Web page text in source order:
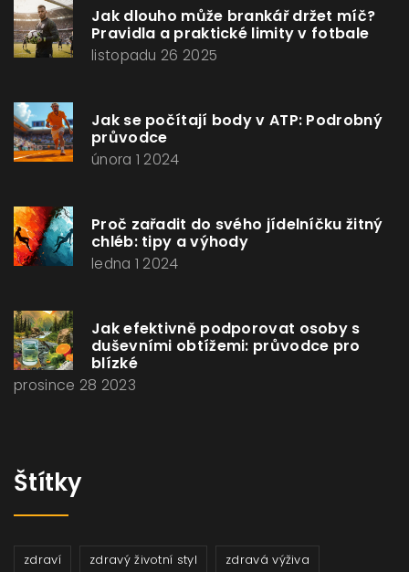
Jak dlouho může brankář držet míč?
Pravidla a praktické limity v fotbale
listopadu 26 2025
Jak se počítají body v ATP: Podrobný
průvodce
února 1 2024
Proč zařadit do svého jídelníčku žitný
chléb: tipy a výhody
ledna 1 2024
Jak efektivně podporovat osoby s
duševními obtížemi: průvodce pro
blízké
prosince 28 2023
Štítky
zdraví zdravý životní styl zdravá výživa